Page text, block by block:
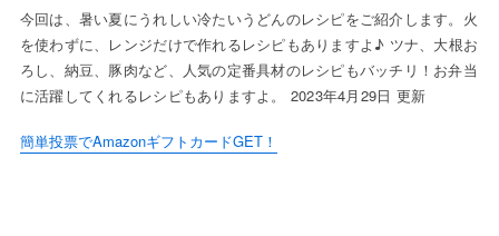
今回は、暑い夏にうれしい冷たいうどんのレシピをご紹介します。火
を使わずに、レンジだけで作れるレシピもありますよ♪ ツナ、大根お
ろし、納豆、豚肉など、人気の定番具材のレシピもバッチリ！お弁当
に活躍してくれるレシピもありますよ。 2023年4月29日 更新
簡単投票でAmazonギフトカードGET！